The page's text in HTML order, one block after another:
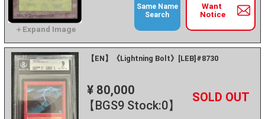
Want
Notice
Same Name
Search
【EN】《Lightning Bolt》[LEB]#8730
¥ 80,000
【BGS9 Stock:0】
－ +